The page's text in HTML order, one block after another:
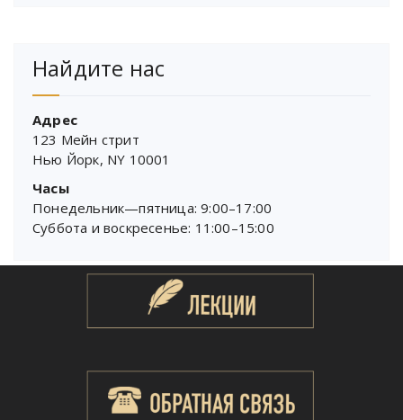
Найдите нас
Адрес
123 Мейн стрит
Нью Йорк, NY 10001
Часы
Понедельник—пятница: 9:00–17:00
Суббота и воскресенье: 11:00–15:00